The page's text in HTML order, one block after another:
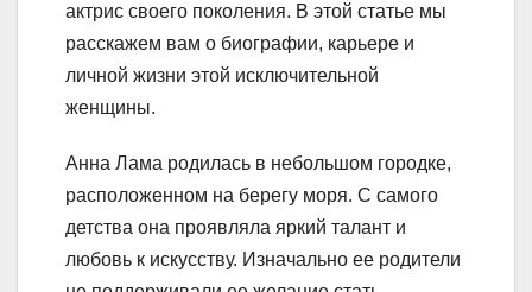
актрис своего поколения. В этой статье мы
расскажем вам о биографии, карьере и
личной жизни этой исключительной
женщины.
Анна Лама родилась в небольшом городке,
расположенном на берегу моря. С самого
детства она проявляла яркий талант и
любовь к искусству. Изначально ее родители